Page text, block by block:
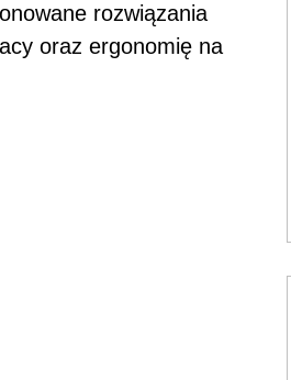
rozwiązania
oraz ergonomię na